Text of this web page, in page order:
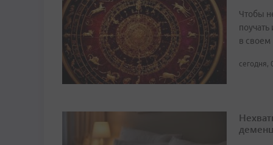
Чтобы
в своем
сегодня,